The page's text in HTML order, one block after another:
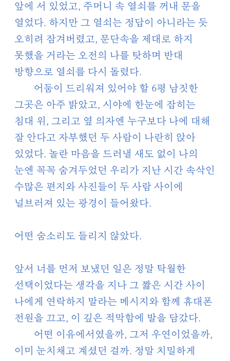
앞에 서 있었고, 주머니 속 열쇠를 꺼내 문을
열었다. 하지만 그 열쇠는 정답이 아니라는 듯
오히려 잠겨버렸고, 문단속을 제대로 하지
못했을 거라는 오전의 나를 탓하며 반대
방향으로 열쇠를 다시 돌렸다.
어둠이 드리워져 있어야 할 6평 남짓한
그곳은 아주 밝았고, 시야에 한눈에 잡히는
침대 위, 그리고 옆 의자엔 누구보다 나에 대해
잘 안다고 자부했던 두 사람이 나란히 앉아
있었다. 놀란 마음을 드러낼 새도 없이 나의
눈엔 꼭꼭 숨겨두었던 우리가 지난 시간 속삭인
수많은 편지와 사진들이 두 사람 사이에
널브러져 있는 광경이 들어왔다.
어떤 숨소리도 들리지 않았다.
앞서 너를 먼저 보냈던 일은 정말 탁월한
선택이었다는 생각을 지나 그 짧은 시간 사이
나에게 연락하지 말라는 메시지와 함께 휴대폰
전원을 끄고, 이 깊은 적막함에 발을 담갔다.
어떤 이유에서였을까, 그저 우연이었을까,
이미 눈치채고 계셨던 걸까. 정말 치밀하게